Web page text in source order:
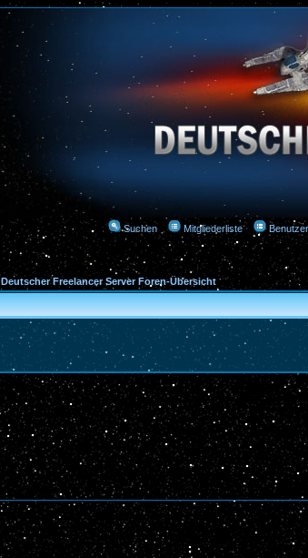
Suchen Mitgliederliste
Deutscher Freelancer Server Foren-Übersicht